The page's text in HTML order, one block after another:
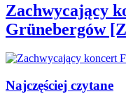
Zachwycający
Grünebergów
Najczęściej czytane